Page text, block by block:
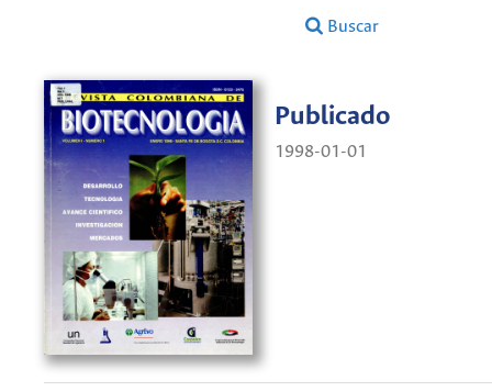
Buscar
Publicado
1998-01-01